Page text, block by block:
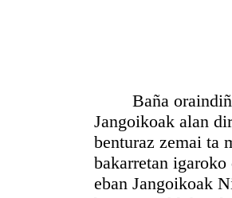
Baña oraindiño
Jangoikoak alan
benturaz zemai ta
bakarretan
eban Jangoikoak